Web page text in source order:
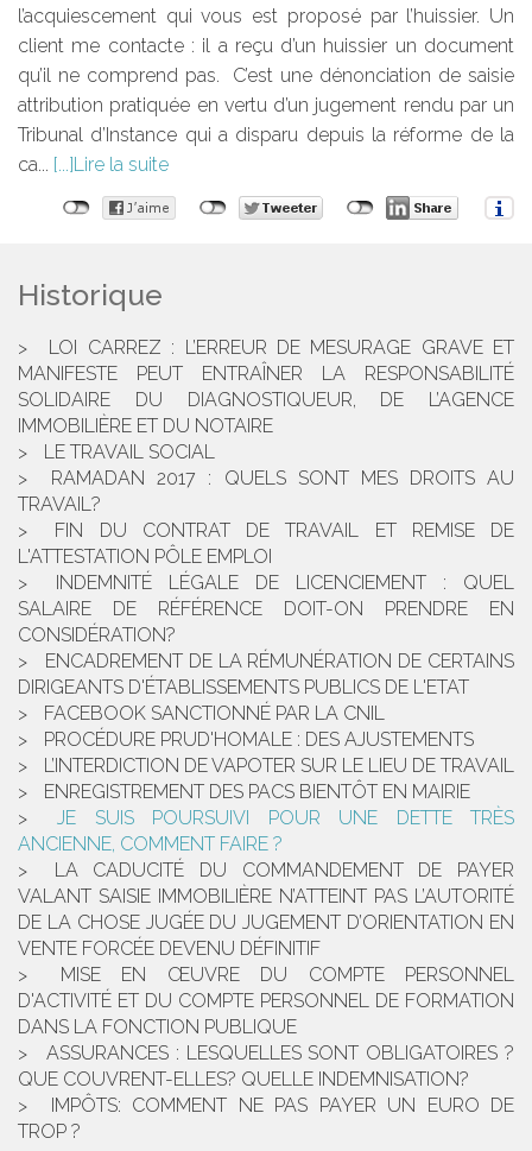
l’acquiescement qui vous est proposé par l’huissier. Un
client me contacte : il a reçu d’un huissier un document
qu’il ne comprend pas. C’est une dénonciation de saisie
attribution pratiquée en vertu d’un jugement rendu par un
Tribunal d’Instance qui a disparu depuis la réforme de la
ca...
Lire la suite
Historique
LOI CARREZ : L’ERREUR DE MESURAGE GRAVE ET
MANIFESTE PEUT ENTRAÎNER LA RESPONSABILITÉ
SOLIDAIRE DU DIAGNOSTIQUEUR, DE L’AGENCE
IMMOBILIÈRE ET DU NOTAIRE
LE TRAVAIL SOCIAL
RAMADAN 2017 : QUELS SONT MES DROITS AU
TRAVAIL?
FIN DU CONTRAT DE TRAVAIL ET REMISE DE
L'ATTESTATION PÔLE EMPLOI
INDEMNITÉ LÉGALE DE LICENCIEMENT : QUEL
SALAIRE DE RÉFÉRENCE DOIT-ON PRENDRE EN
CONSIDÉRATION?
ENCADREMENT DE LA RÉMUNÉRATION DE CERTAINS
DIRIGEANTS D'ÉTABLISSEMENTS PUBLICS DE L'ETAT
FACEBOOK SANCTIONNÉ PAR LA CNIL
PROCÉDURE PRUD'HOMALE : DES AJUSTEMENTS
L’INTERDICTION DE VAPOTER SUR LE LIEU DE TRAVAIL
ENREGISTREMENT DES PACS BIENTÔT EN MAIRIE
JE SUIS POURSUIVI POUR UNE DETTE TRÈS
ANCIENNE, COMMENT FAIRE ?
LA CADUCITÉ DU COMMANDEMENT DE PAYER
VALANT SAISIE IMMOBILIÈRE N’ATTEINT PAS L’AUTORITÉ
DE LA CHOSE JUGÉE DU JUGEMENT D’ORIENTATION EN
VENTE FORCÉE DEVENU DÉFINITIF
MISE EN ŒUVRE DU COMPTE PERSONNEL
D'ACTIVITÉ ET DU COMPTE PERSONNEL DE FORMATION
DANS LA FONCTION PUBLIQUE
ASSURANCES : LESQUELLES SONT OBLIGATOIRES ?
QUE COUVRENT-ELLES? QUELLE INDEMNISATION?
IMPÔTS: COMMENT NE PAS PAYER UN EURO DE
TROP ?